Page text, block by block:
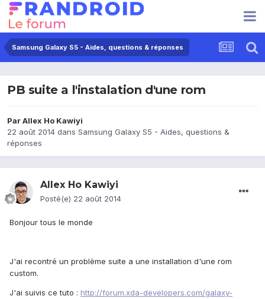
Samsung Galaxy S5 - Aides, questions & réponses
PB suite a l'instalation d'une rom
ParAllex Ho Kawiyi
22 août 2014 dans Samsung Galaxy S5 - Aides, questions &
réponses
Allex Ho Kawiyi
Posté(e) 22 août 2014
Bonjour tous le monde
J'ai recontré un problème suite a une installation d'une rom
custom.
J'ai suivis ce tuto : http://forum.xda-developers.com/galaxy-